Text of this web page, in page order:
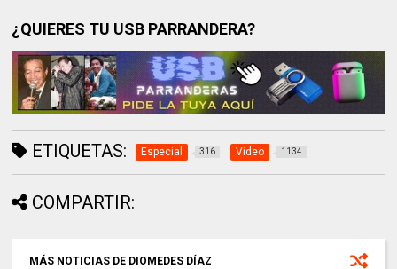
¿QUIERES TU USB PARRANDERA?
ETIQUETAS: Especial 316 Video 1134
COMPARTIR:
MÁS NOTICIAS DE DIOMEDES DÍAZ